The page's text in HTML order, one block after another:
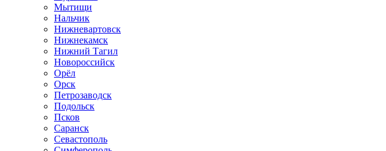
Мытищи
Нальчик
Нижневартовск
Нижнекамск
Нижний Тагил
Новороссийск
Орёл
Орск
Петрозаводск
Подольск
Псков
Саранск
Севастополь